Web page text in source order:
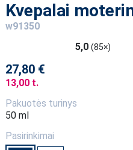
Kvepalai
w91350
5,0 (85×)
27,80 €
13,00 t.
Pakuotės turinys
50 ml
Pasirinkimai